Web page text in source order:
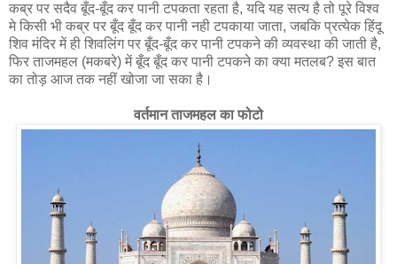
कब्र पर सदैव बूँद-बूँद कर पानी टपकता रहता है, यदि यह सत्य है तो पूरे विश्व
मे किसी भी कब्र पर बूँद बूँद कर पानी नही टपकाया जाता, जबकि प्रत्येक हिंदू
शिव मंदिर में ही शिवलिंग पर बूँद-बूँद कर पानी टपकने की व्यवस्था की जाती है,
फिर ताजमहल (मकबरे) में बूँद बूँद कर पानी टपकने का क्या मतलब? इस बात
का तोड़ आज तक नहीं खोजा जा सका है।
वर्तमान ताजमहल का फोटो